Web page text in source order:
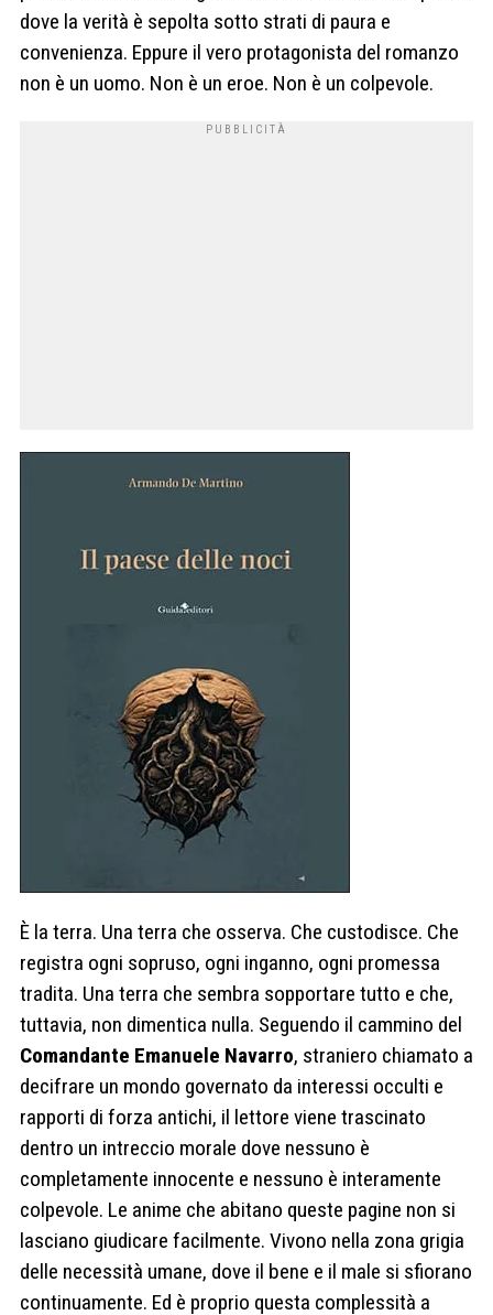
dove la verità è sepolta sotto strati di paura e
convenienza. Eppure il vero protagonista del romanzo
non è un uomo. Non è un eroe. Non è un colpevole.
È la terra. Una terra che osserva. Che custodisce. Che
registra ogni sopruso, ogni inganno, ogni promessa
tradita. Una terra che sembra sopportare tutto e che,
tuttavia, non dimentica nulla. Seguendo il cammino del
Comandante Emanuele Navarro, straniero chiamato a
decifrare un mondo governato da interessi occulti e
rapporti di forza antichi, il lettore viene trascinato
dentro un intreccio morale dove nessuno è
completamente innocente e nessuno è interamente
colpevole. Le anime che abitano queste pagine non si
lasciano giudicare facilmente. Vivono nella zona grigia
delle necessità umane, dove il bene e il male si sfiorano
continuamente. Ed è proprio questa complessità a